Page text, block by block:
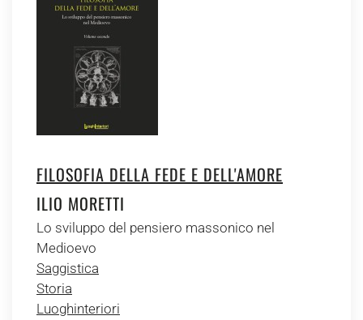
FILOSOFIA DELLA FEDE E DELL'AMORE
ILIO MORETTI
Lo sviluppo del pensiero massonico nel
Medioevo
Saggistica
Storia
Luoghinteriori